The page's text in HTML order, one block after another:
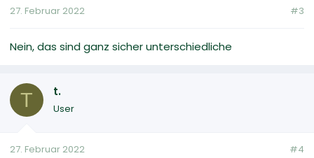
27. Februar 2022 #3
Nein, das sind ganz sicher unterschiedliche
T t.
User
27. Februar 2022 #4